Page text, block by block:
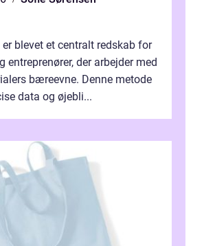
er blevet et centralt redskab for
entreprenører, der arbejder med
bæreevne. Denne metode
data og øjebli...